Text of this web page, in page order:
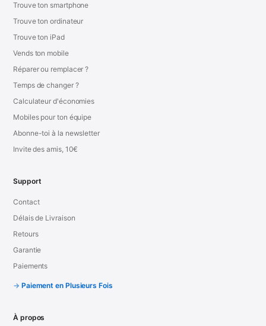
Trouve ton smartphone
Trouve ton ordinateur
Trouve ton iPad
Vends ton mobile
Réparer ou remplacer ?
Temps de changer ?
Calculateur d'économies
Mobiles pour ton équipe
Abonne-toi à la newsletter
Invite des amis, 10€
Support
Contact
Délais de Livraison
Retours
Garantie
Paiements
Paiement en Plusieurs Fois
À propos